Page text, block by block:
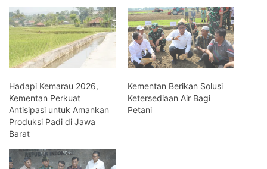
Hadapi Kemarau 2026,
Kementan Perkuat
Antisipasi untuk Amankan
Produksi Padi di Jawa
Barat
Kementan Berikan Solusi
Ketersediaan Air Bagi
Petani